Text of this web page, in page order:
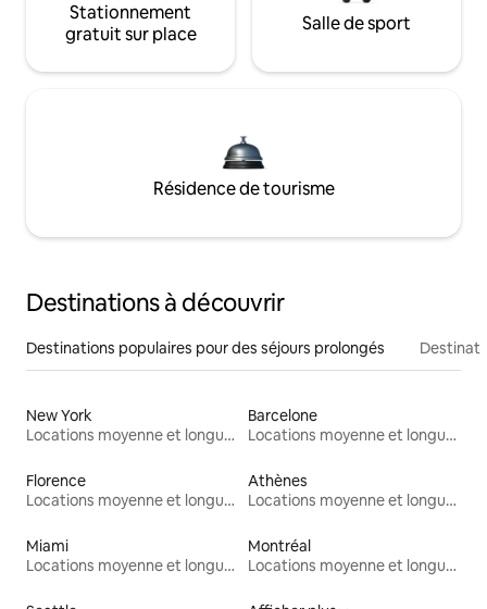
Stationnement
gratuit sur place
Salle de sport
Résidence de tourisme
Destinations à découvrir
Destinations populaires pour des séjours prolongés
New York
Locations moyenne et longue durée
Barcelone
Locations moyenne et longue durée
Florence
Locations moyenne et longue durée
Athènes
Locations moyenne et longue durée
Miami
Locations moyenne et longue durée
Montréal
Locations moyenne et longue durée